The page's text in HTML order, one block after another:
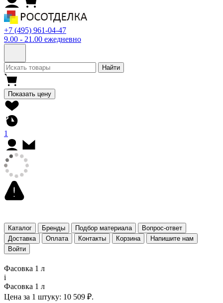
+7 (495) 961-04-47
9.00 - 21.00 ежедневно
Найти
Показать цену
1
Каталог Бренды Подбор материала
Вопрос-ответ
Доставка
Оплата Контакты Корзина
Напишите нам
Войти
Фасовка 1 л
i
Фасовка 1 л
Цена за 1 штуку: 10 509 ₽.